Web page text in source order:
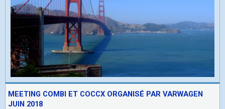
MEETING COMBI ET COCCX ORGANISÉ PAR VARWAGEN
JUIN 2018